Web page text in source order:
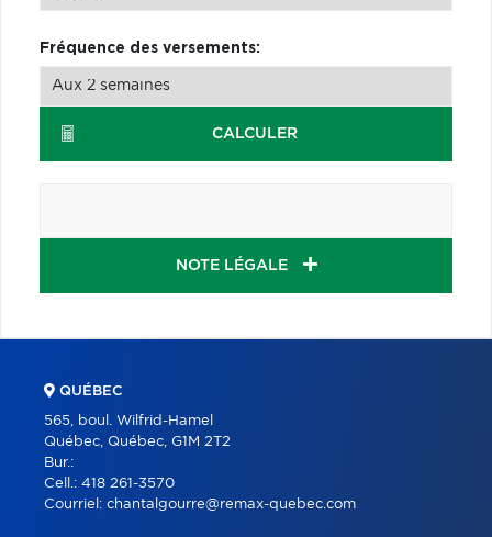
Fréquence des versements:
CALCULER
NOTE LÉGALE
QUÉBEC
565, boul. Wilfrid-Hamel
Québec, Québec, G1M 2T2
Bur.:
Cell.: 418 261-3570
Courriel: chantalgourre@remax-quebec.com